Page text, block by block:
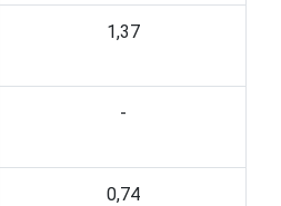
1,37
-
0,74